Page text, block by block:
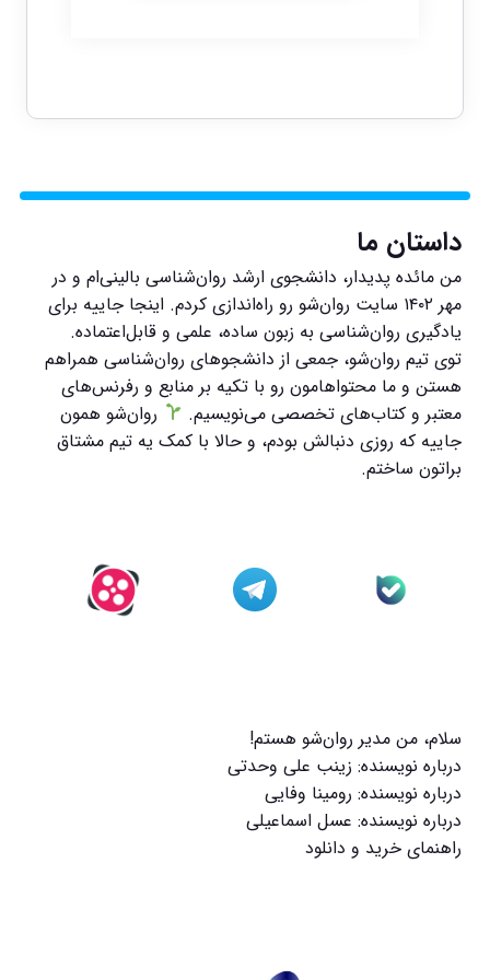
داستان ما
من مائده پدیدار، دانشجوی ارشد روان‌شناسی بالینی‌ام و در
مهر ۱۴۰۲ سایت روان‌شو رو راه‌اندازی کردم. اینجا جاییه برای
یادگیری روان‌شناسی به زبون ساده، علمی و قابل‌اعتماده.
توی تیم روان‌شو، جمعی از دانشجوهای روان‌شناسی همراهم
هستن و ما محتواهامون رو با تکیه بر منابع و رفرنس‌های
معتبر و کتاب‌های تخصصی می‌نویسیم.
روان‌شو همون
جاییه که روزی دنبالش بودم، و حالا با کمک یه تیم مشتاق
براتون ساختم.
سلام، من مدیر روان‌شو هستم!
درباره نویسنده: زینب علی وحدتی
درباره نویسنده: رومینا وفایی
درباره نویسنده: عسل اسماعیلی
راهنمای خرید و دانلود